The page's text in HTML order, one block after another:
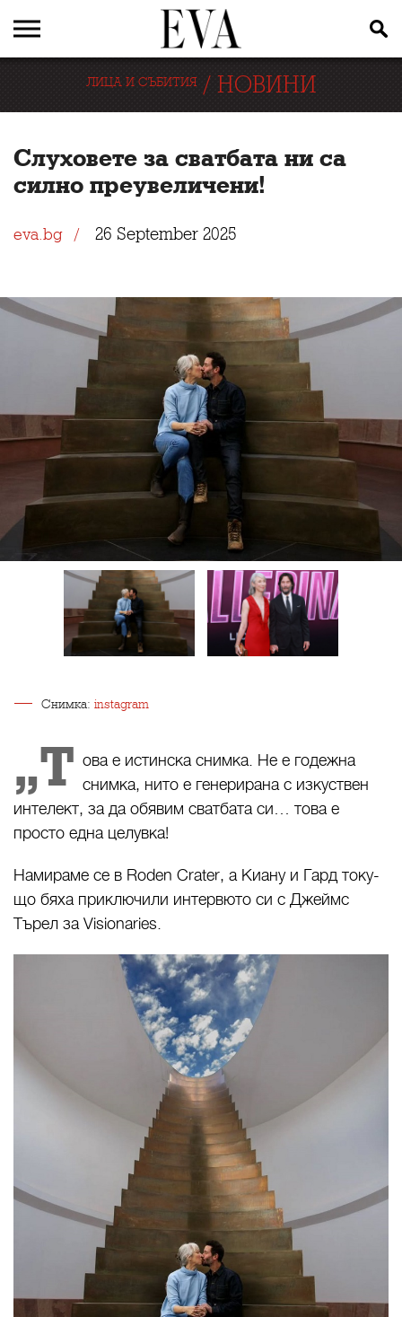
ЛИЦА И СЪБИТИЯ/ НОВИНИ
Слуховете за сватбата ни са
силно преувеличени!
eva.bg 26 September 2025
Снимка: instagram
„Т ова е истинска снимка. Не е годежна
снимка, нито е генерирана с изкуствен
интелект, за да обявим сватбата си… това е
просто една целувка!
Намираме се в Roden Crater, а Киану и Гард току-
що бяха приключили интервюто си с Джеймс
Търел за Visionaries.